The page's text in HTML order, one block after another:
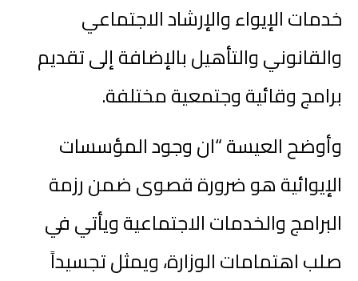
خدمات الإيواء والإرشاد الاجتماعي
والقانوني والتأهيل بالإضافة إلى تقديم
برامج وقائية وجتمعية مختلفة.
وأوضح العيسة “ان وجود المؤسسات
الإيوائية هو ضرورة قصوى ضمن رزمة
البرامج والخدمات الاجتماعية ويأتي في
صلب اهتمامات الوزارة، ويمثل تجسيداً